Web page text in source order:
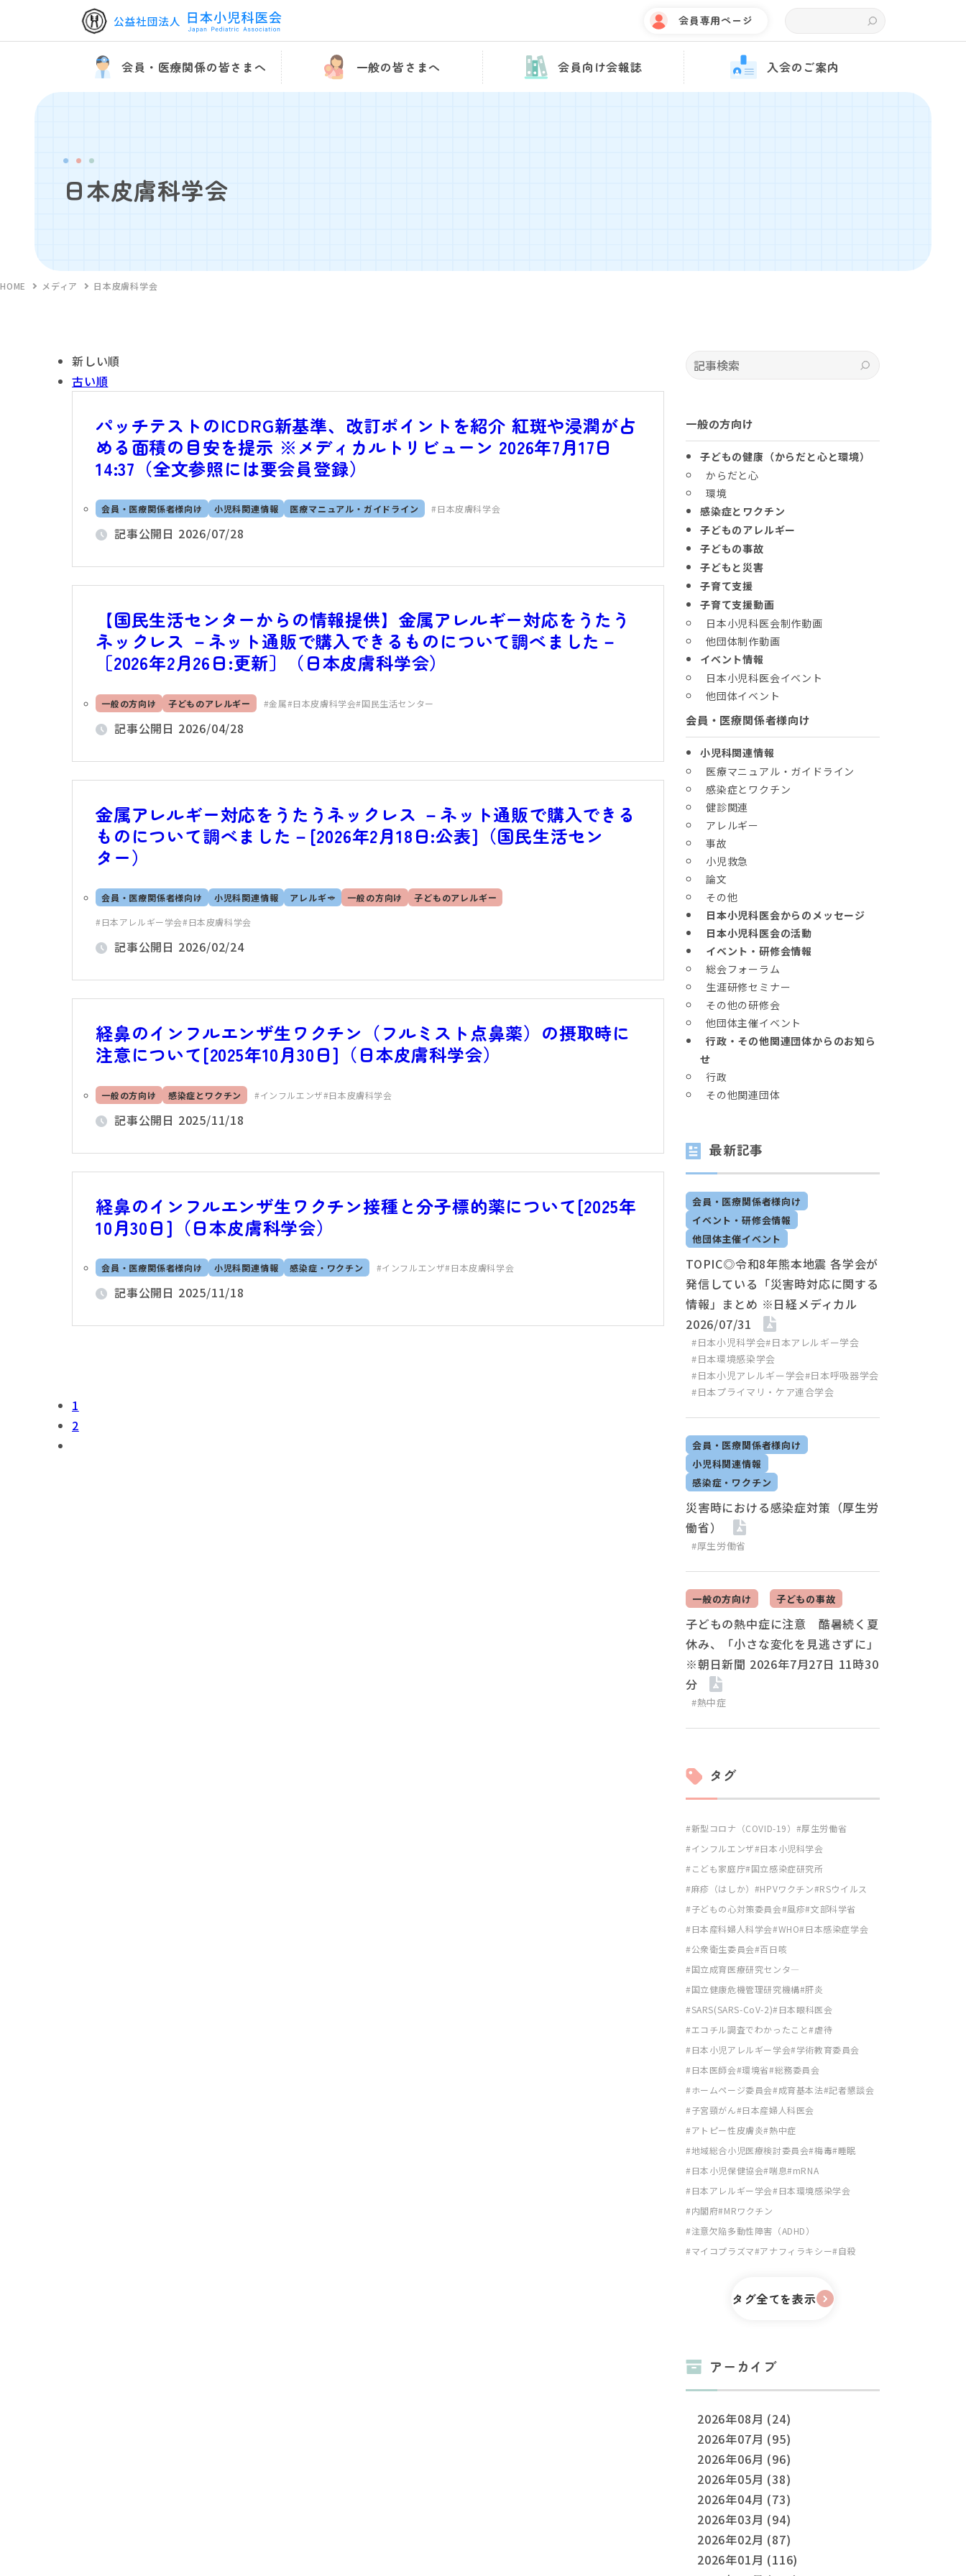
会員専用ページ
会員・医療関係の皆さまへ 一般の皆さまへ 会員向け会報誌 入会のご案内
日本皮膚科学会
HOME メディア 日本皮膚科学会
新しい順
古い順
パッチテストのICDRG新基準、改訂ポイントを紹介 紅斑や浸潤が占
める面積の目安を提示 ※メディカルトリビューン 2026年7月17日
14:37（全文参照には要会員登録）
会員・医療関係者様向け 小児科関連情報 医療マニュアル・ガイドライン 日本皮膚科学会
記事公開日 2026/07/28
【国民生活センターからの情報提供】金属アレルギー対応をうたう
ネックレス －ネット通販で購入できるものについて調べました－
［2026年2月26日:更新］（日本皮膚科学会）
一般の方向け 子どものアレルギー 金属 日本皮膚科学会 国民生活センター
記事公開日 2026/04/28
金属アレルギー対応をうたうネックレス －ネット通販で購入できる
ものについて調べました－[2026年2月18日:公表]（国民生活セン
ター）
会員・医療関係者様向け 小児科関連情報 アレルギー 一般の方向け 子どものアレルギー
日本アレルギー学会 日本皮膚科学会
記事公開日 2026/02/24
経鼻のインフルエンザ生ワクチン（フルミスト点鼻薬）の摂取時に
注意について[2025年10月30日]（日本皮膚科学会）
一般の方向け 感染症とワクチン インフルエンザ 日本皮膚科学会
記事公開日 2025/11/18
経鼻のインフルエンザ生ワクチン接種と分子標的薬について[2025年
10月30日]（日本皮膚科学会）
会員・医療関係者様向け 小児科関連情報 感染症・ワクチン インフルエンザ 日本皮膚科学会
記事公開日 2025/11/18
1
2
記事検索
一般の方向け
子どもの健康（からだと心と環境）
からだと心
環境
感染症とワクチン
子どものアレルギー
子どもの事故
子どもと災害
子育て支援
子育て支援動画
日本小児科医会制作動画
他団体制作動画
イベント情報
日本小児科医会イベント
他団体イベント
会員・医療関係者様向け
小児科関連情報
医療マニュアル・ガイドライン
感染症とワクチン
健診関連
アレルギー
事故
小児救急
論文
その他
日本小児科医会からのメッセージ
日本小児科医会の活動
イベント・研修会情報
総会フォーラム
生涯研修セミナー
その他の研修会
他団体主催イベント
行政・その他関連団体からのお知ら
せ
行政
その他関連団体
最新記事
会員・医療関係者様向け
イベント・研修会情報
他団体主催イベント
#日本小児科学会#日本アレルギー学会
#日本環境感染学会
#日本小児アレルギー学会#日本呼吸器学会
#日本プライマリ・ケア連合学会
TOPIC◎令和8年熊本地震 各学会が
発信している「災害時対応に関する
情報」まとめ ※日経メディカル
2026/07/31
会員・医療関係者様向け
小児科関連情報
感染症・ワクチン
#厚生労働省
災害時における感染症対策（厚生労
働省）
一般の方向け 子どもの事故
#熱中症
子どもの熱中症に注意 酷暑続く夏
休み、「小さな変化を見逃さずに」
※朝日新聞 2026年7月27日 11時30
分
タグ
新型コロナ（COVID-19）
厚生労働省
インフルエンザ
日本小児科学会
こども家庭庁 国立感染症研究所
麻疹（はしか）
HPVワクチン RSウイルス
子どもの心対策委員会 風疹 文部科学省
日本産科婦人科学会 WHO 日本感染症学会
公衆衛生委員会 百日咳
国立成育医療研究センタ―
国立健康危機管理研究機構 肝炎
SARS(SARS-CoV-2) 日本眼科医会
エコチル調査でわかったこと 虐待
日本小児アレルギー学会 学術教育委員会
日本医師会 環境省 総務委員会
ホームページ委員会 成育基本法 記者懇談会
子宮頸がん
日本産婦人科医会
アトピー性皮膚炎 熱中症
地域総合小児医療検討委員会 梅毒 睡眠
日本小児保健協会 喘息 mRNA
日本アレルギー学会 日本環境感染学会
内閣府 MRワクチン
注意欠陥多動性障害（ADHD）
マイコプラズマ アナフィラキシー 自殺
タグ全てを表示
アーカイブ
2026年08月 (24)
2026年07月 (95)
2026年06月 (96)
2026年05月 (38)
2026年04月 (73)
2026年03月 (94)
2026年02月 (87)
2026年01月 (116)